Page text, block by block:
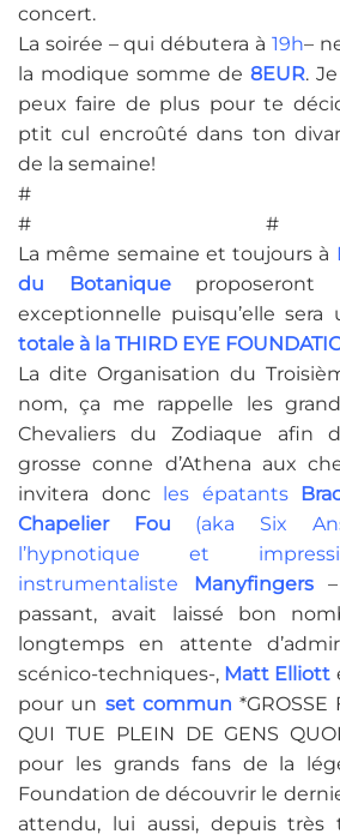
concert.
La soirée – qui débutera à 19h–
la modique somme de 8EUR.
peux faire de plus pour te
ptit cul encroûté dans ton
de la semaine!
# #
La même semaine et toujours à
du Botaniqueproposeront
exceptionnelle puisqu’elle sera
totale à la THIRD EYE
La dite Organisation du
nom, ça me rappelle les
Chevaliers du Zodiaque afin
grosse conne d’Athena aux
invitera donc les épatants
Chapelier Fou (aka Six
l’hypnotique et
instrumentaliste Manyfingers–
passant, avait laissé bon
longtemps en attente
scénico-techniques-, Matt Elliott
pour un set commun *GROSSE
QUI TUE PLEIN DE GENS
pour les grands fans de la
Foundation de découvrir le
attendu, lui aussi, depuis très